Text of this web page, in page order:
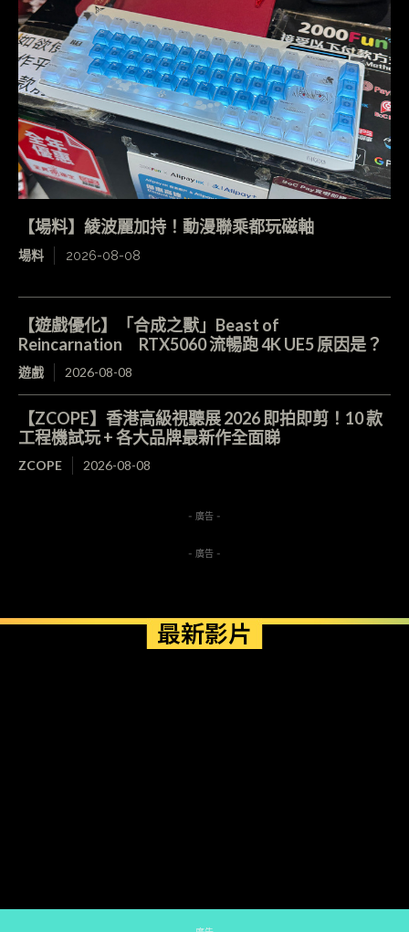
【場料】綾波麗加持！動漫聯乘都玩磁軸
場料 2026-08-08
【遊戲優化】「合成之獸」Beast of
Reincarnation RTX5060 流暢跑 4K UE5 原因是？
遊戲 2026-08-08
【ZCOPE】香港高級視聽展 2026 即拍即剪！10 款
工程機試玩 + 各大品牌最新作全面睇
ZCOPE 2026-08-08
- 廣告 -
- 廣告 -
最新影片